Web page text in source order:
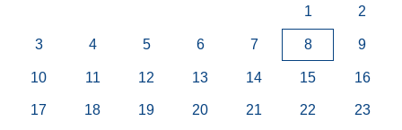
1 2
3 4 5 6 7 8 9
10 11 12 13 14 15 16
17 18 19 20 21 22 23